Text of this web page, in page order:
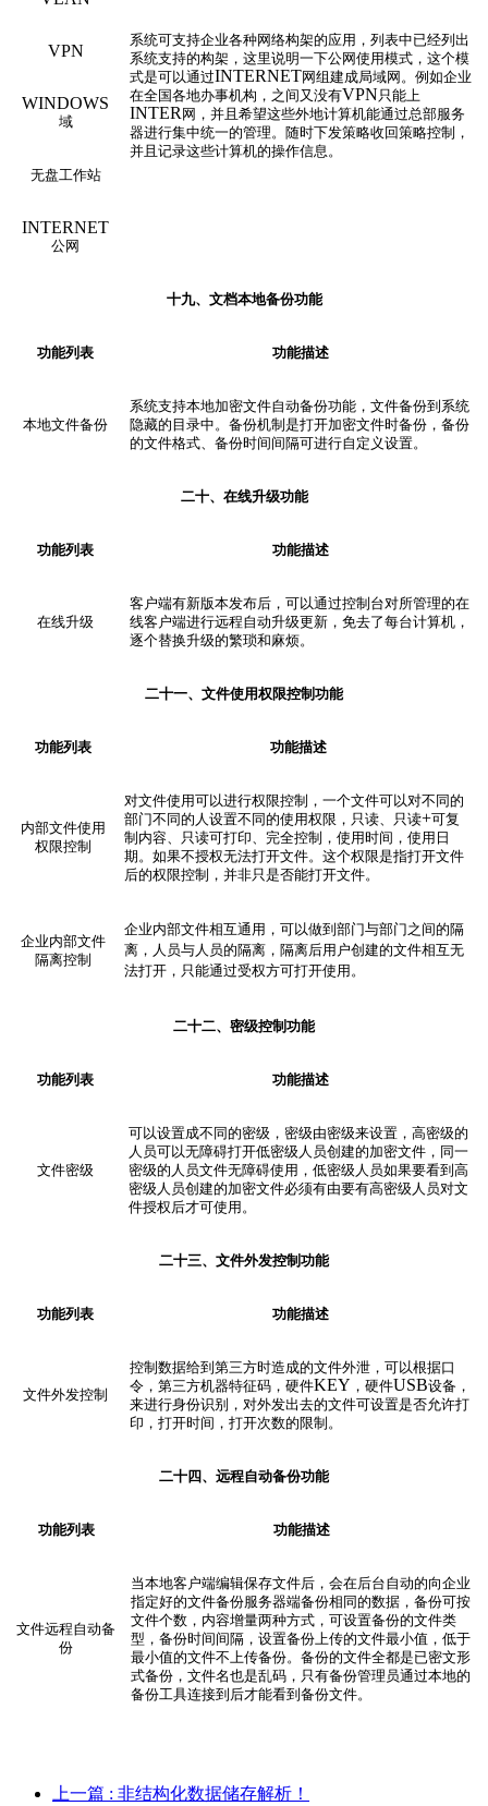
系统可支持企业各种网络构架的应用，列表中已经列出
系统支持的构架，这里说明一下公网使用模式，这个模
式是可以通过INTERNET网组建成局域网。例如企业
在全国各地办事机构，之间又没有VPN只能上
INTER网，并且希望这些外地计算机能通过总部服务
器进行集中统一的管理。随时下发策略收回策略控制，
并且记录这些计算机的操作信息。
VPN
WINDOWS
域
无盘工作站
INTERNET
公网
十九、 文档本地备份功能
功能列表 功能描述
本地文件备份
系统支持本地加密文件自动备份功能，文件备份到系统
隐藏的目录中。备份机制是打开加密文件时备份，备份
的文件格式、备份时间间隔可进行自定义设置。
二十、在线升级功能
功能列表 功能描述
在线升级
客户端有新版本发布后，可以通过控制台对所管理的在
线客户端进行远程自动升级更新，免去了每台计算机，
逐个替换升级的繁琐和麻烦。
二十一、文件使用权限控制 功能
功能列表 功能描述
内部文件使用
权限控制
对文件使用可以进行权限控制，一个文件可以对不同的
部门不同的人设置不同的使用权限，只读、只读+可复
制内容、只读可打印、完全控制，使用时间，使用日
期。如果不授权无法打开文件。这个权限是指打开文件
后的权限控制，并非只是否能打开文件。
企业内部文件
隔离控制
企业内部文件相互通用，可以做到部门与部门之间的隔
离，人员与人员的隔离，隔离后用户创建的文件相互无
法打开，只能通过受权方可打开使用。
二十二、密级控制 功能
功能列表 功能描述
文件密级
可以设置成不同的密级，密级由密级来设置，高密级的
人员可以无障碍打开低密级人员创建的加密文件，同一
密级的人员文件无障碍使用，低密级人员如果要看到高
密级人员创建的加密文件必须有由要有高密级人员对文
件授权后才可使用。
二十三、文件外发控制 功能
功能列表 功能描述
文件外发控制
控制数据给到第三方时造成的文件外泄，可以根据口
令，第三方机器特征码，硬件KEY ，硬件USB设备，
来进行身份识别，对外发出去的文件可设置是否允许打
印，打开时间，打开次数的限制。
二十 四 、远程自动备份功能
功能列表 功能描述
文件远程自动备
份
当本地客户端编辑保存文件后，会在后台自动的向企业
指定好的文件备份服务器端备份相同的数据，备份可按
文件个数，内容增量两种方式，可设置备份的文件类
型，备份时间间隔，设置备份上传的文件最小值，低于
最小值的文件不上传备份。备份的文件全都是已密文形
式备份，文件名也是乱码，只有备份管理员通过本地的
备份工具连接到后才能看到备份文件。
上一篇 : 非结构化数据储存解析！